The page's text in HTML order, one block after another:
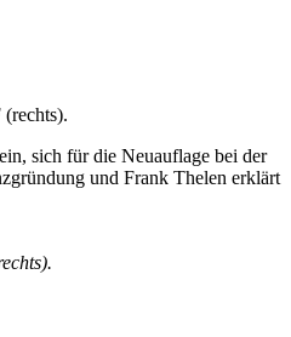
sich für die Neuauflage bei der
und Frank Thelen erklärt